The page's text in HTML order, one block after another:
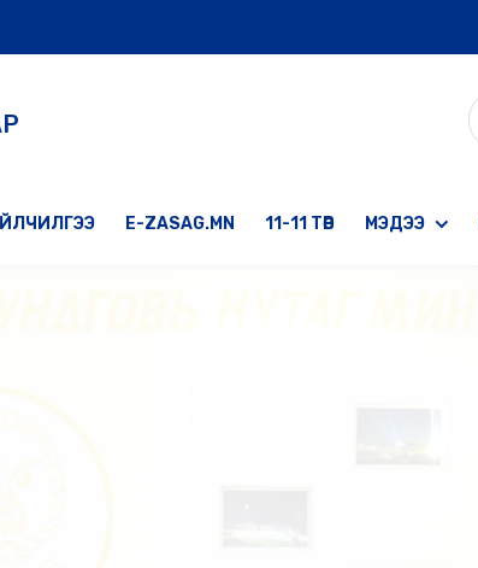
E-ZASAG.MN 11-11 ТӨВ МЭДЭЭ